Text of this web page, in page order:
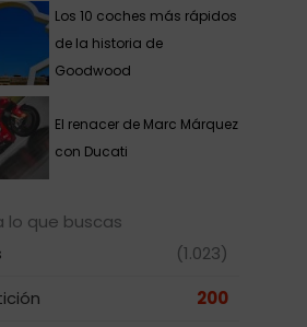
Los 10 coches más rápidos
de la historia de
Goodwood
El renacer de Marc Márquez
con Ducati
lo que buscas
(1.023)
200